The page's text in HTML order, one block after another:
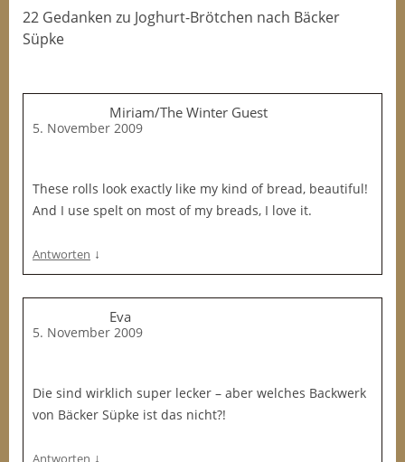
22 Gedanken zu Joghurt-Brötchen nach Bäcker
Süpke
Miriam/The Winter Guest
5. November 2009
These rolls look exactly like my kind of bread, beautiful!
And I use spelt on most of my breads, I love it.
Antworten ↓
Eva
5. November 2009
Die sind wirklich super lecker – aber welches Backwerk
von Bäcker Süpke ist das nicht?!
Antworten ↓